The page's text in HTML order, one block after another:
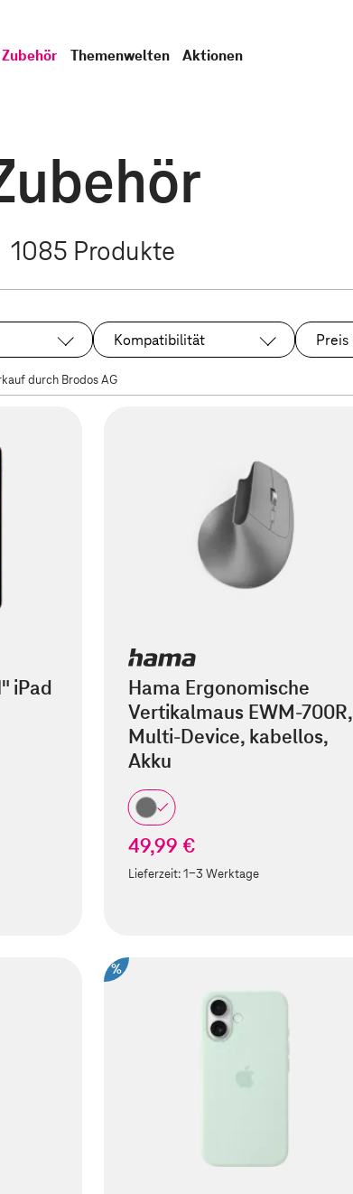
Zubehör Themenwelten Aktionen
1085 Produkte
Kompatibilität Preis
durch Brodos AG
iPad
Hama Ergonomische
Vertikalmaus EWM-700R,
Multi-Device, kabellos,
Akku
49,99 €
Lieferzeit:1-3 Werktage
%